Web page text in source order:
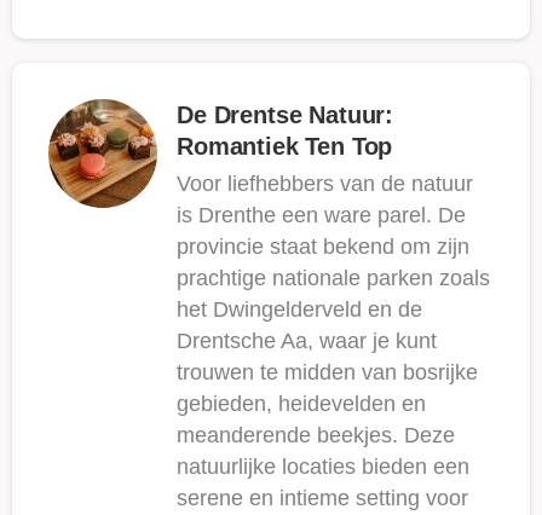
De Drentse Natuur:
Romantiek Ten Top
Voor liefhebbers van de natuur
is Drenthe een ware parel. De
provincie staat bekend om zijn
prachtige nationale parken zoals
het Dwingelderveld en de
Drentsche Aa, waar je kunt
trouwen te midden van bosrijke
gebieden, heidevelden en
meanderende beekjes. Deze
natuurlijke locaties bieden een
serene en intieme setting voor